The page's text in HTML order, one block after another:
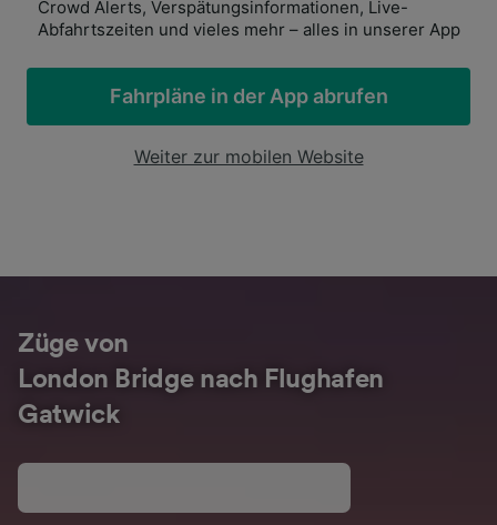
Crowd Alerts, Verspätungsinformationen, Live-
Abfahrtszeiten und vieles mehr – alles in unserer App
Fahrpläne in der App abrufen
Weiter zur mobilen Website
Züge von
London Bridge nach Flughafen
Gatwick